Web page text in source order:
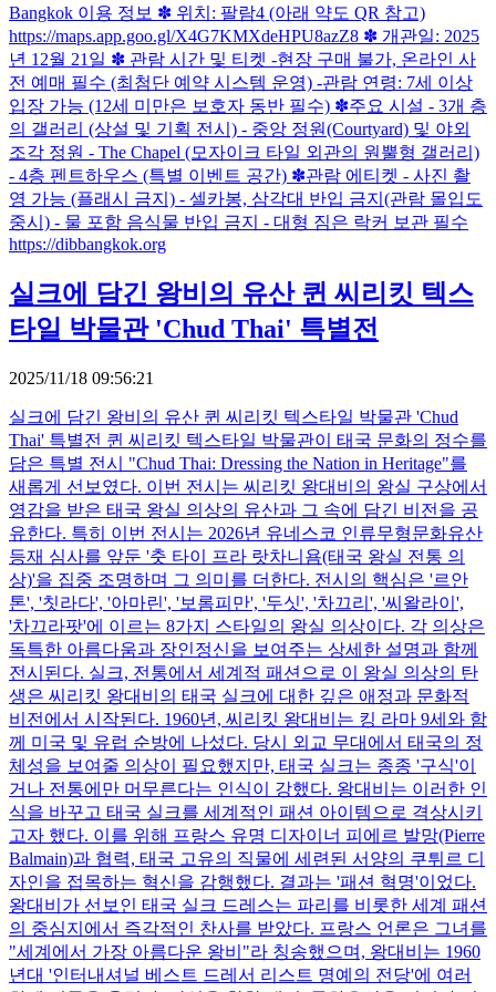
Bangkok 이용 정보 ✽ 위치: 팔람4 (아래 약도 QR 참고)
https://maps.app.goo.gl/X4G7KMXdeHPU8azZ8 ✽ 개관일: 2025
년 12월 21일 ✽ 관람 시간 및 티켓 -현장 구매 불가, 온라인 사
전 예매 필수 (최첨단 예약 시스템 운영) -관람 연령: 7세 이상
입장 가능 (12세 미만은 보호자 동반 필수) ✽주요 시설 - 3개 층
의 갤러리 (상설 및 기획 전시) - 중앙 정원(Courtyard) 및 야외
조각 정원 - The Chapel (모자이크 타일 외관의 원뿔형 갤러리)
- 4층 펜트하우스 (특별 이벤트 공간) ✽관람 에티켓 - 사진 촬
영 가능 (플래시 금지) - 셀카봉, 삼각대 반입 금지(관람 몰입도
중시) - 물 포함 음식물 반입 금지 - 대형 짐은 락커 보관 필수
https://dibbangkok.org
실크에 담긴 왕비의 유산 퀸 씨리킷 텍스
타일 박물관 'Chud Thai' 특별전
2025/11/18 09:56:21
실크에 담긴 왕비의 유산 퀸 씨리킷 텍스타일 박물관 'Chud
Thai' 특별전 퀸 씨리킷 텍스타일 박물관이 태국 문화의 정수를
담은 특별 전시 "Chud Thai: Dressing the Nation in Heritage"를
새롭게 선보였다. 이번 전시는 씨리킷 왕대비의 왕실 구상에서
영감을 받은 태국 왕실 의상의 유산과 그 속에 담긴 비전을 공
유한다. 특히 이번 전시는 2026년 유네스코 인류무형문화유산
등재 심사를 앞둔 '춧 타이 프라 랏차니욤(태국 왕실 전통 의
상)'을 집중 조명하며 그 의미를 더한다. 전시의 핵심은 '르안
톤', '칫라다', '아마린', '보롬피만', '두싯', '차끄리', '씨왈라이',
'차끄라팟'에 이르는 8가지 스타일의 왕실 의상이다. 각 의상은
독특한 아름다움과 장인정신을 보여주는 상세한 설명과 함께
전시된다. 실크, 전통에서 세계적 패션으로 이 왕실 의상의 탄
생은 씨리킷 왕대비의 태국 실크에 대한 깊은 애정과 문화적
비전에서 시작된다. 1960년, 씨리킷 왕대비는 킹 라마 9세와 함
께 미국 및 유럽 순방에 나섰다. 당시 외교 무대에서 태국의 정
체성을 보여줄 의상이 필요했지만, 태국 실크는 종종 '구식'이
거나 전통에만 머무른다는 인식이 강했다. 왕대비는 이러한 인
식을 바꾸고 태국 실크를 세계적인 패션 아이템으로 격상시키
고자 했다. 이를 위해 프랑스 유명 디자이너 피에르 발망(Pierre
Balmain)과 협력, 태국 고유의 직물에 세련된 서양의 쿠튀르 디
자인을 접목하는 혁신을 감행했다. 결과는 '패션 혁명'이었다.
왕대비가 선보인 태국 실크 드레스는 파리를 비롯한 세계 패션
의 중심지에서 즉각적인 찬사를 받았다. 프랑스 언론은 그녀를
"세계에서 가장 아름다운 왕비"라 칭송했으며, 왕대비는 1960
년대 '인터내셔널 베스트 드레서 리스트 명예의 전당'에 여러